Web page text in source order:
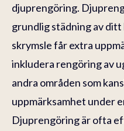
djuprengöring.
grundlig städning av ditt
skrymsle får extra
inkludera rengöring av
andra områden som
uppmärksamhet under
Djuprengöring är ofta